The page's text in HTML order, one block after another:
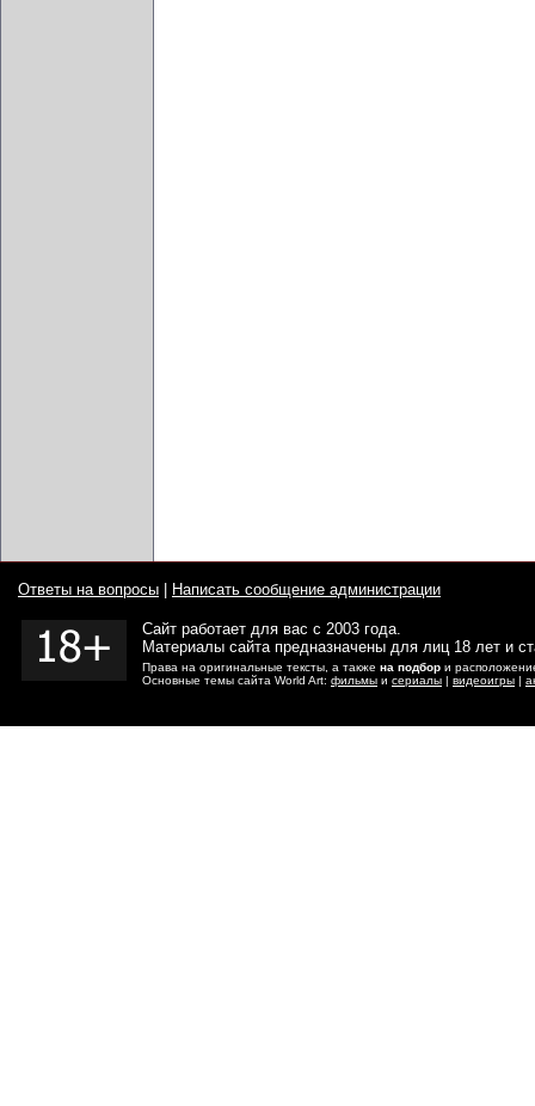
Ответы на вопросы Написать сообщение администрации
Сайт работает для вас с 2003 года.
Материалы сайта предназначены для лиц 18 лет и
Права на оригинальные тексты, а также на подбор и
Основные темы сайта World Art: фильмы и сериалы | видеоигры |